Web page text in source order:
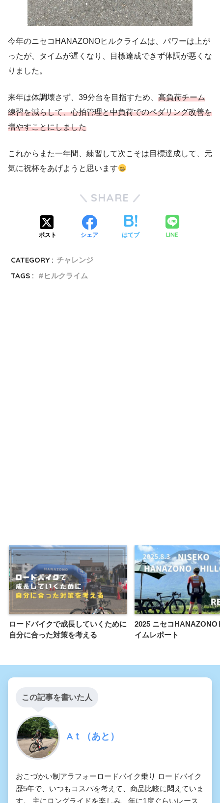
今年のニセコHANAZONOヒルクライムは、パワーは上が
ったが、タイムが遅くなり、目標達成できず体調が悪くな
りました。
来年は体調壊さず、39分台を目指すため、 高負荷チーム
練習を減らして、心拍管理と中負荷でのペダリング改善を
増やすことにしました
これからまた一年間、練習して次こそは目標達成して、元
気に祝杯をあげようと思います
SHARE
ポスト シェア はてブ LINE
CATEGORY : チャレンジ
TAGS :
ヒルクライム
ロードバイクで成長していくために
自分に合った対策を考える
2025 ニセコHANAZONO
イムレポート
この記事を書いた人
Aｔ（あと）
おこづかい制アラフォーロードバイク乗り ロードバイク
歴5年で、いつもコスパを考えて、商品比較に悶えていま
す。 主にロングライドを楽しみ、年に1度ぐらいレース